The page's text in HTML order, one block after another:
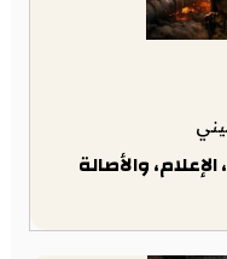
والأصالة